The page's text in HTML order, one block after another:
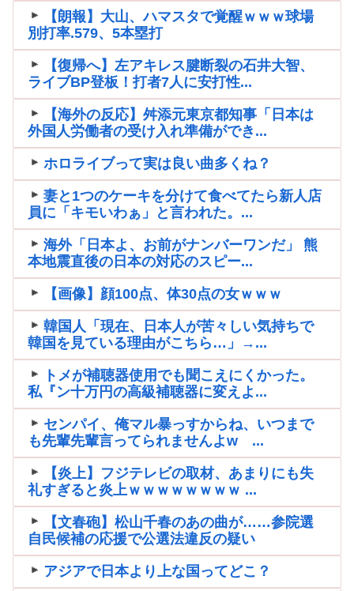
【朗報】大山、ハマスタで覚醒ｗｗｗ球場
別打率.579、5本塁打
【復帰へ】左アキレス腱断裂の石井大智、
ライブBP登板！打者7人に安打性...
【海外の反応】舛添元東京都知事「日本は
外国人労働者の受け入れ準備ができ...
ホロライブって実は良い曲多くね？
妻と1つのケーキを分けて食べてたら新人店
員に「キモいわぁ」と言われた。...
海外「日本よ、お前がナンバーワンだ」 熊
本地震直後の日本の対応のスピー...
【画像】顔100点、体30点の女ｗｗｗ
韓国人「現在、日本人が苦々しい気持ちで
韓国を見ている理由がこちら…」→...
トメが補聴器使用でも聞こえにくかった。
私『ン十万円の高級補聴器に変えよ...
センパイ、俺マル暴っすからね、いつまで
も先輩先輩言ってられませんよw ...
【炎上】フジテレビの取材、あまりにも失
礼すぎると炎上ｗｗｗｗｗｗｗｗ ...
【文春砲】松山千春のあの曲が……参院選
自民候補の応援で公選法違反の疑い
アジアで日本より上な国ってどこ？